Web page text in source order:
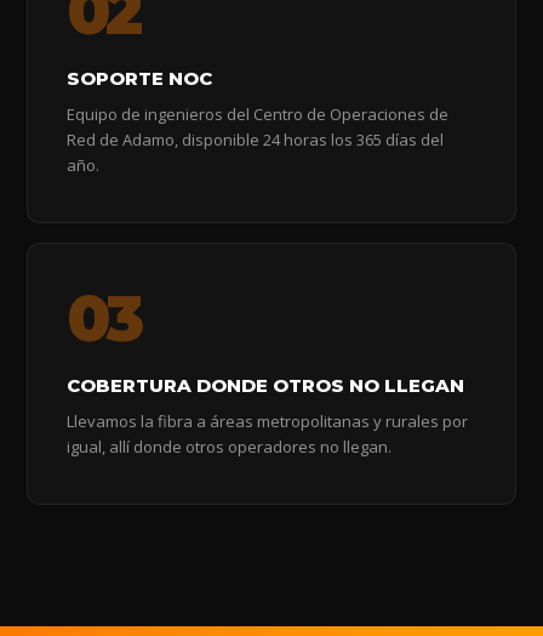
SOPORTE NOC
Equipo de ingenieros del Centro de Operaciones de
Red de Adamo, disponible 24 horas los 365 días del
año.
03
COBERTURA DONDE OTROS NO LLEGAN
Llevamos la fibra a áreas metropolitanas y rurales por
igual, allí donde otros operadores no llegan.